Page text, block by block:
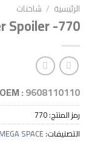
شاحنات
Center
OEM :
MP3/MEGA/MEGA
,